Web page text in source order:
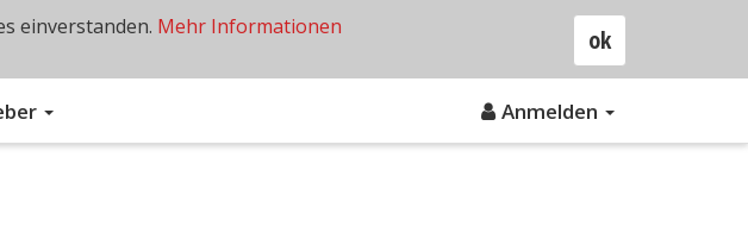
Anmelden
ok
einverstanden. Mehr Informationen